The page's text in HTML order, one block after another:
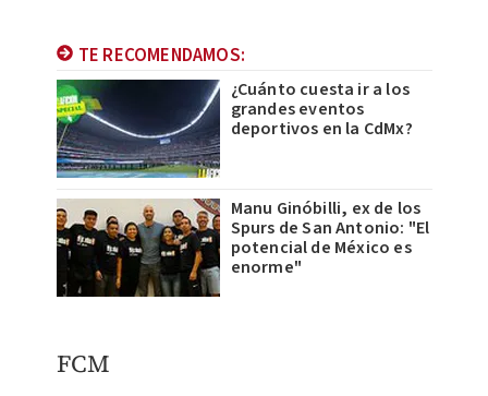
TE RECOMENDAMOS:
¿Cuánto cuesta ir a los
grandes eventos
deportivos en la CdMx?
Manu Ginóbilli, ex de los
Spurs de San Antonio: "El
potencial de México es
enorme"
FCM